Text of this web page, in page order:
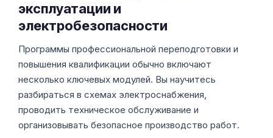
эксплуатации и
электробезопасности
Программы профессиональной переподготовки и
повышения квалификации обычно включают
несколько ключевых модулей. Вы научитесь
разбираться в схемах электроснабжения,
проводить техническое обслуживание и
организовывать безопасное производство работ.